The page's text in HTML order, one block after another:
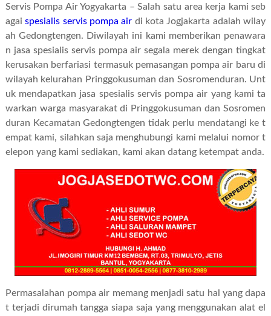
Servis Pompa Air Yogyakarta – Salah satu area kerja kami seb
agaispesialis servis pompa air di kota Jogjakarta adalah wilay
ah Gedongtengen. Diwilayah ini kami memberikan penawara
n jasa spesialis servis pompa air segala merek dengan tingkat
kerusakan berfariasi termasuk pemasangan pompa air baru di
wilayah kelurahan Pringgokusuman dan Sosromenduran. Unt
uk mendapatkan jasa spesialis servis pompa air yang kami ta
warkan warga masyarakat di Pringgokusuman dan Sosromen
duran Kecamatan Gedongtengen tidak perlu mendatangi ke t
empat kami, silahkan saja menghubungi kami melalui nomor t
elepon yang kami sediakan, kami akan datang ketempat anda.
Permasalahan pompa air memang menjadi satu hal yang dapa
t terjadi dirumah tangga siapa saja yang menggunakan alat el